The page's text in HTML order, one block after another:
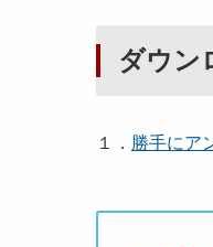
ダウン
１． 勝手にア